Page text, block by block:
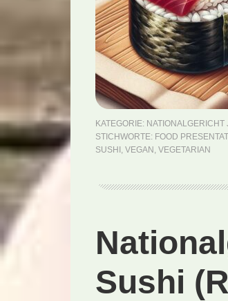
KATEGORIE: NATIONALGERICHT
STICHWORTE: FOOD
SUSHI , VEGAN , VEGETARIAN
Sushi